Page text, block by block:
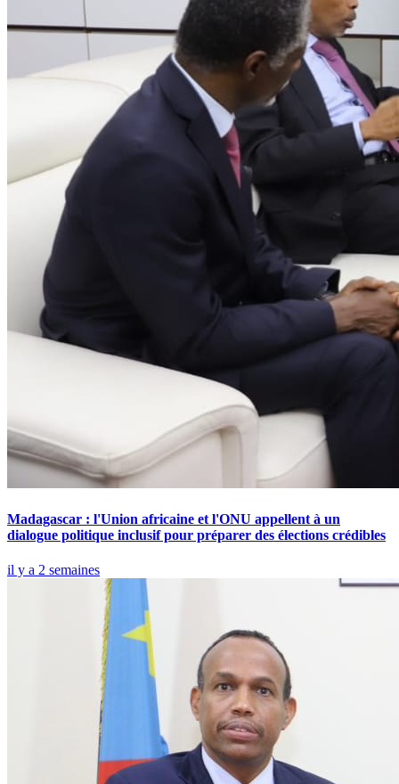
Madagascar : l'Union africaine et l'ONU appellent à un
dialogue politique inclusif pour préparer des élections crédibles
il y a 2 semaines